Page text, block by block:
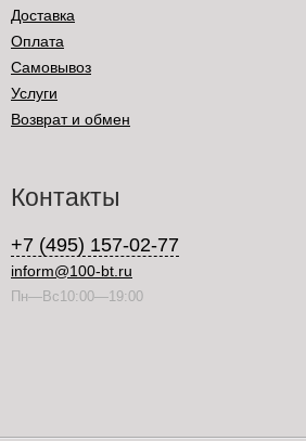
Доставка
Оплата
Самовывоз
Услуги
Возврат и обмен
Контакты
+7 (495) 157-02-77
inform@100-bt.ru
Пн—Вс10:00—19:00